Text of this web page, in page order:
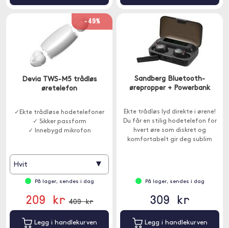
-49%
Devia TWS-M5 trådløs
øretelefon
✓Ekte trådløse hodetelefoner
✓ Sikker passform
✓ Innebygd mikrofon
Hvit ▾
På lager, sendes i dag
209 kr 409 kr
Legg i handlekurven
Sandberg Bluetooth-
ørepropper + Powerbank
Ekte trådløs lyd direkte i ørene!
Du får en stilig hodetelefon for
hvert øre som diskret og
komfortabelt gir deg sublim
På lager, sendes i dag
309 kr
Legg i handlekurven